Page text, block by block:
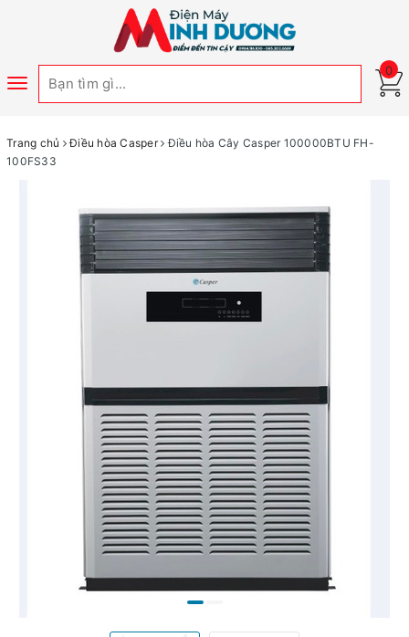
Toggle
0
Trang chủ Điều hòa Casper
Điều hòa Cây Casper 100000BTU FH-
100FS33